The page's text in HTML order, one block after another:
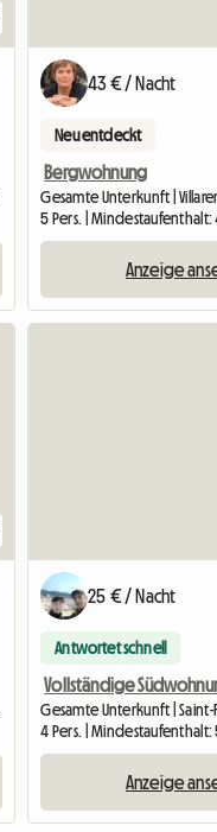
43 € / Nacht
Neu entdeckt
Bergwohnung
Gesamte Unterkunft |
5 Pers. | Mindestaufenthalt:
Anzeige
25 € / Nacht
Antwortet schnell
4 Pers. | Mindestaufenthalt:
Anzeige